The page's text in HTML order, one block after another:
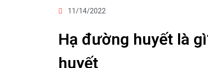
11/14/2022
Hạ đường huyết là
huyết